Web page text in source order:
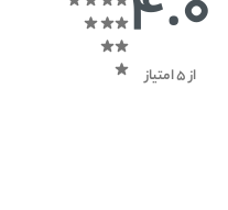
از 5 امتیاز